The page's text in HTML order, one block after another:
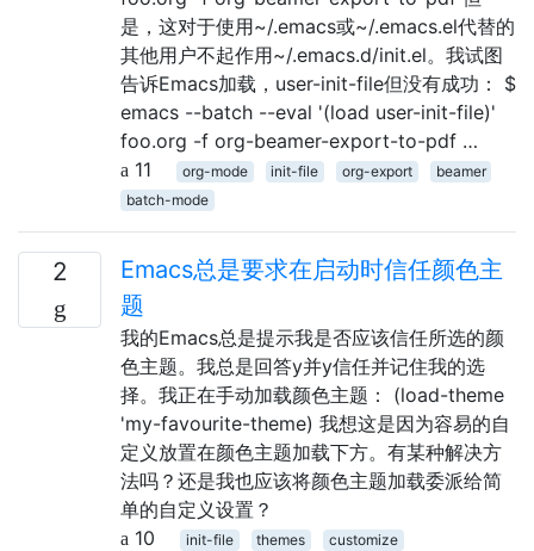
是，这对于使用~/.emacs或~/.emacs.el代替的
其他用户不起作用~/.emacs.d/init.el。我试图
告诉Emacs加载，user-init-file但没有成功： $
emacs --batch --eval '(load user-init-file)'
foo.org -f org-beamer-export-to-pdf …
11
org-mode init-file org-export
beamer
batch-mode
2
Emacs总是要求在启动时信任颜色主
题
我的Emacs总是提示我是否应该信任所选的颜
色主题。我总是回答y并y信任并记住我的选
择。我正在手动加载颜色主题： (load-theme
'my-favourite-theme) 我想这是因为容易的自
定义放置在颜色主题加载下方。有某种解决方
法吗？还是我也应该将颜色主题加载委派给简
单的自定义设置？
10
init-file themes
customize